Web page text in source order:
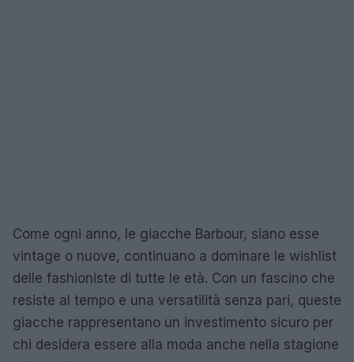
Come ogni anno, le giacche Barbour, siano esse
vintage o nuove, continuano a dominare le wishlist
delle fashioniste di tutte le età. Con un fascino che
resiste al tempo e una versatilità senza pari, queste
giacche rappresentano un investimento sicuro per
chi desidera essere alla moda anche nella stagione